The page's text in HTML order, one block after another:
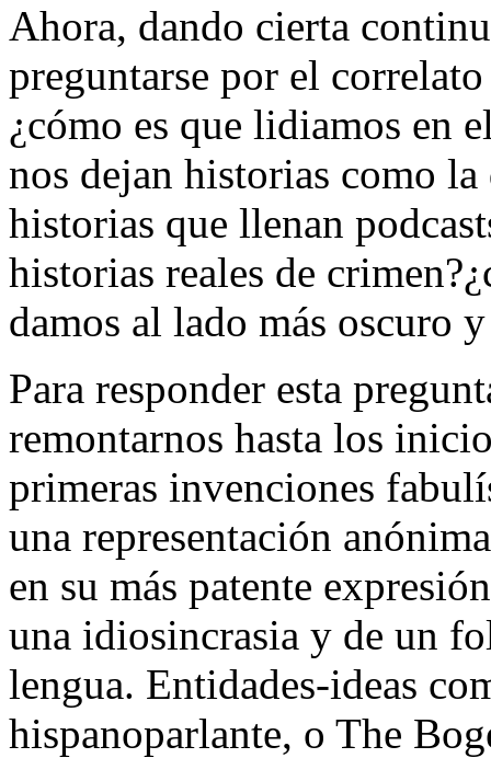
Ahora, dando cierta
preguntarse por el
¿cómo es que lidiamos en
nos dejan historias como
historias que llenan
historias reales de
damos al lado más oscuro
Para responder esta
remontarnos hasta los
primeras invenciones
una representación
en su más patente
una idiosincrasia y de un
lengua. Entidades-ideas
hispanoparlante, o The